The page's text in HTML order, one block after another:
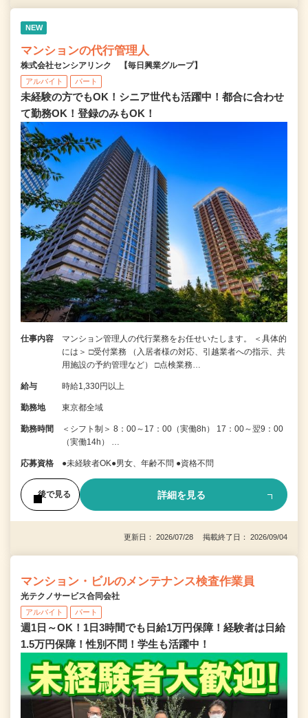
NEW
マンションの代行管理人
株式会社センシアリンク 【毎日興業グループ】
アルバイト パート
未経験の方でもOK！シニア世代も活躍中！都合に合わせ
て勤務OK！登録のみもOK！
仕事内容
マンション管理人の代行業務をお任せいたします。 ＜具体的
には＞ □受付業務 （入居者様の対応、引越業者への指示、共
用施設の予約管理など） □点検業務…
給与 時給1,330円以上
勤務地 東京都全域
勤務時間
＜シフト制＞ 8：00～17：00（実働8h） 17：00～翌9：00
（実働14h） …
応募資格 ●未経験者OK●男女、年齢不問 ●資格不問
後で見る 詳細を見る
更新日： 2026/07/28 掲載終了日： 2026/09/04
マンション・ビルのメンテナンス検査作業員
光テクノサービス合同会社
アルバイト パート
週1日～OK！1日3時間でも日給1万円保障！経験者は日給
1.5万円保障！性別不問！学生も活躍中！